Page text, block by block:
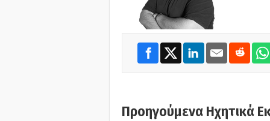
Προηγούμενα Ηχητικά